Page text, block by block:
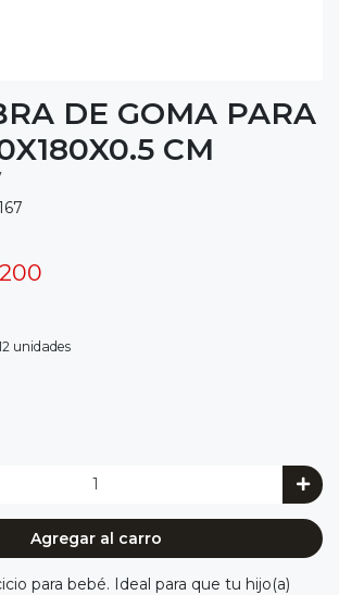
DE GOMA PARA
CM
unidades
Agregar al carro
para bebé. Ideal para que tu hijo(a)